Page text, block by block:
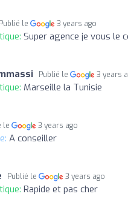
Publié le 3 years ago
Super agence je vous le
Publié le 3 years
Marseille la Tunisie
le 3 years ago
A conseiller
Publié le 3 years ago
Rapide et pas cher